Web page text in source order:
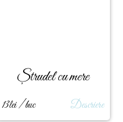
Ștrudel cu mere
13lei / buc Descriere